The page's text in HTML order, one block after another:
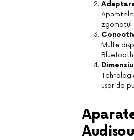
zgomotul
Multe
ușor de